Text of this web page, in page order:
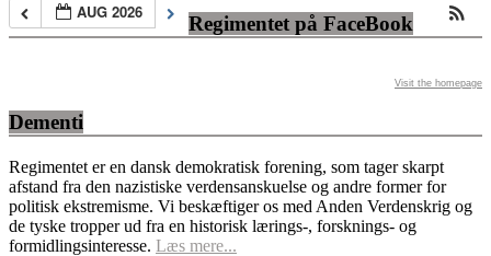
AUG 2026
Regimentet på FaceBook
Visit the homepage
Dementi
Regimentet er en dansk demokratisk forening, som tager skarpt
afstand fra den nazistiske verdensanskuelse og andre former for
politisk ekstremisme. Vi beskæftiger os med Anden Verdenskrig og
de tyske tropper ud fra en historisk lærings-, forsknings- og
formidlingsinteresse. Læs mere...